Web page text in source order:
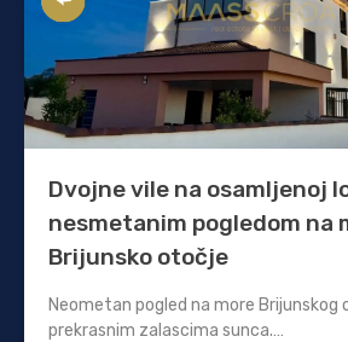
Dvojne vile na osamljenoj
nesmetanim pogledom na
Brijunsko otočje
Neometan pogled na more Brijunskog
prekrasnim zalascima sunca.…